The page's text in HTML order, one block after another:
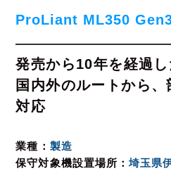
ProLiant ML350
発売から10年を経過
国内外のルートから
対応
業種
製造
保守対象機設置場所
埼玉県